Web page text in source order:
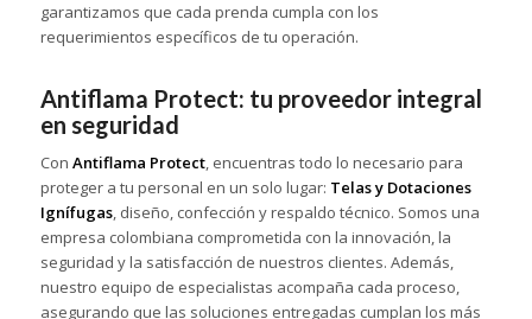
garantizamos que cada prenda cumpla con los
requerimientos específicos de tu operación.
Antiflama Protect: tu proveedor integral
en seguridad
Con Antiflama Protect, encuentras todo lo necesario para
proteger a tu personal en un solo lugar: Telas y Dotaciones
Ignífugas, diseño, confección y respaldo técnico. Somos una
empresa colombiana comprometida con la innovación, la
seguridad y la satisfacción de nuestros clientes. Además,
nuestro equipo de especialistas acompaña cada proceso,
asegurando que las soluciones entregadas cumplan los más